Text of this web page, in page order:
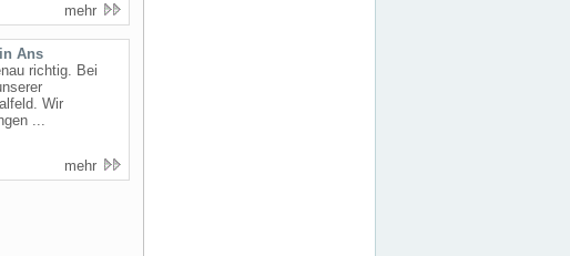
mehr
Ans
richtig. Bei
Wir
...
mehr